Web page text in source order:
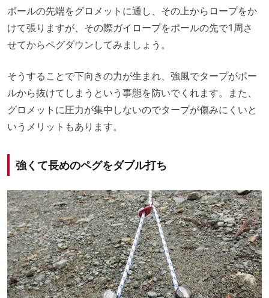
ポールの先端をグロメットに通し、その上からロープをか
けて張りますが、その際ガイロープをポールの先で1周さ
せてからペグダウンしてみましょう。
そうすることで下向きの力が生まれ、強風でタープがポー
ルから抜けてしまうという事態を防いでくれます。また、
グロメットに圧力が集中しないのでタープが傷みにくいと
いうメリットもあります。
強くて長めのペグをダブル打ち